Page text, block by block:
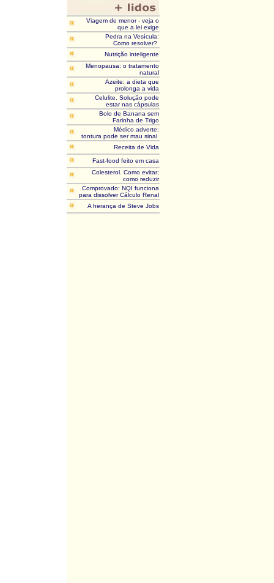
Viagem de menor - veja o
que a lei exige
Pedra na Vesícula:
Como resolver?
Nutrição inteligente
Menopausa: o tratamento
natural
Azeite: a dieta que
prolonga a vida
Celulite. Solução pode
estar nas cápsulas
Bolo de Banana sem
Farinha de Trigo
Médico adverte:
tontura pode ser mau sinal
Receita de Vida
Fast-food feito em casa
Colesterol. Como evitar;
como reduzir
Comprovado: NQI funciona
para dissolver Cálculo Renal
A herança de Steve Jobs